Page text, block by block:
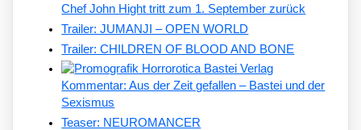
Chef John Hight tritt zum 1. September zurück
Trailer: JUMANJI – OPEN WORLD
Trailer: CHILDREN OF BLOOD AND BONE
Kommentar: Aus der Zeit gefallen – Bastei und der
Sexismus
Teaser: NEUROMANCER